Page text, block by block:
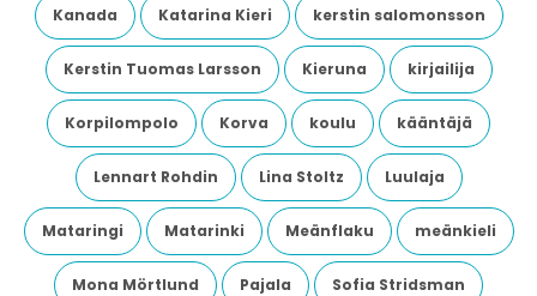
Kanada Katarina Kieri kerstin salomonsson
Kerstin Tuomas Larsson Kieruna kirjailija
Korpilompolo Korva koulu kääntäjä
Lennart Rohdin Lina Stoltz Luulaja
Mataringi Matarinki Meänflaku meänkieli
Mona Mörtlund Pajala Sofia Stridsman